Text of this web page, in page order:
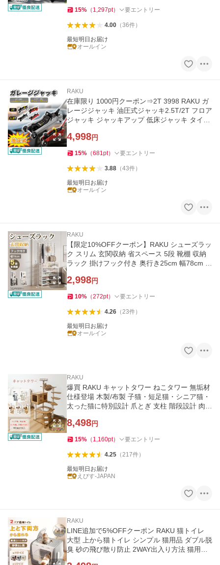
15% （ 1,297pt） 要エントリー
4.00（36件）
最短明日お届け
オールイン
RAKU
在庫限り 1000円クーポン⇒2T 3998 RAKU ガ
レージジャッキ 油圧式ジャッキ2.5T/2T フロア
ジャッキ ジャッキアップ 低床ジャッキ タイヤ
4,998円
15% （681pt） 要エントリー
3.88（43件）
最短明日お届け
オールイン
RAKU
【限定10%OFFクーポン】RAKU シューズラッ
ク スリム 玄関収納 省スペース 5段 靴棚 収納
ラック 掛けフック付き 奥行き25cm 幅78cm ス
2,998円
10% （272pt） 要エントリー
4.26（23件）
最短明日お届け
オールイン
RAKU
爆買 RAKU キャットタワー ねこタワー 無垢材
仕様登場 木製/布製 子猫・短足猫・シニア猫・
太った猫に特別設計 爪とぎ 支柱 階段設計 肉球
8,498円
15% （ 1,160pt） 要エントリー
4.25（217件）
最短明日お届け
えびす-JAPAN
RAKU
LINE追加で5%OFFクーポン RAKU 猫トイレ
大型 上から猫トイレ シンプル 猫用品 ダブル脱
臭 砂の飛び散り防止 2WAY出入り方法 猫用ト